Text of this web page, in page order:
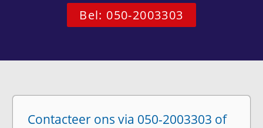
Bel: 050-2003303
Contacteer ons via 050-2003303 of